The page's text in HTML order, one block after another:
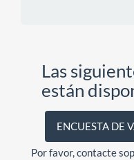
Las
están
ENCUESTA DE
Por favor, contacte